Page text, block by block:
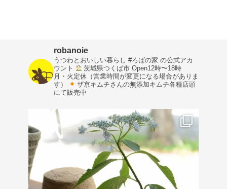
robanoie
うつわとおいしい暮らし #ろばの家 の公式アカ
ウント
茨城県つくば市 Open12時〜18時
月・火定休（営業時間が変更になる場合がありま
す）
ザ京キムチさんの無添加キムチ各種店頭
にて販売中